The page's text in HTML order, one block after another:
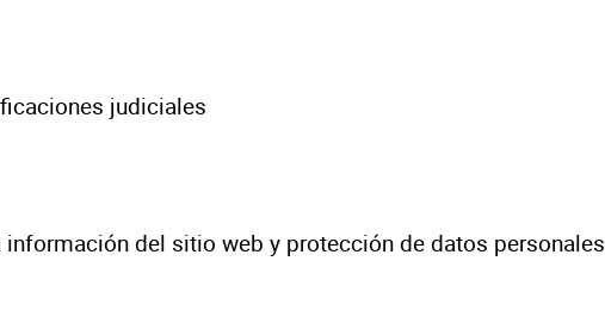
judiciales
del sitio web y protección de datos personales